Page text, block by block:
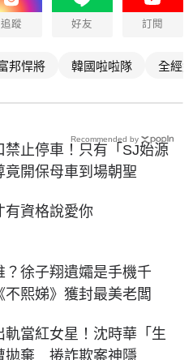
追蹤 好友 訂閱
邦悍將 韓國啦啦隊 全經
禁止停車！只有「SJ始源
竟開保母車到場朝聖
有資格說愛你
？徐子翔遺孀是手機千
熙娣》獲封最美老闆
軌當紅女星！沈時華「生
拋棄 捲詐欺案神隱
Recommended by